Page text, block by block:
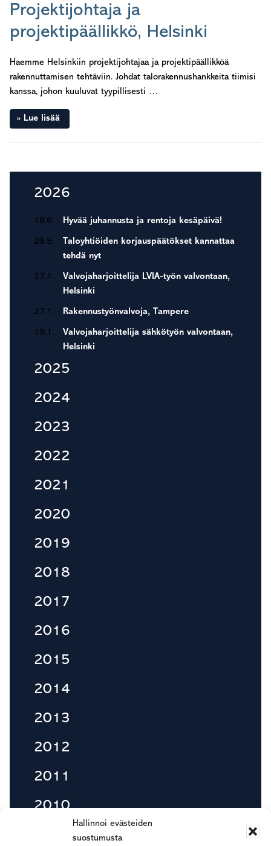
Hallinnoi evästeiden
suostumusta
Projektijohtaja ja
projektipäällikkö, Helsinki
Haemme Helsinkiin projektijohtajaa ja projektipäällikköä
rakennuttamisen tehtäviin. Johdat talorakennushankkeita tiimisi
kanssa, johon kuuluvat tyypillisesti …
Lue lisää
Ensisijainen
sivupalkki
2026
18.6. Hyvää juhannusta ja rentoja kesäpäivä!
28.5.
Taloyhtiöiden korjauspäätökset kannattaa
tehdä nyt
27.1.
Valvojaharjoittelija LVIA-työn valvontaan,
Helsinki
27.1. Rakennustyönvalvoja, Tampere
19.1.
Valvojaharjoittelija sähkötyön valvontaan,
Helsinki
2025
2024
2023
2022
2021
2020
2019
2018
2017
2016
2015
2014
2013
2012
2011
2010